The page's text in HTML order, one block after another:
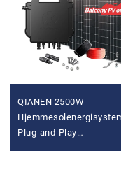
QIANEN 2500W
Plug-and-Play